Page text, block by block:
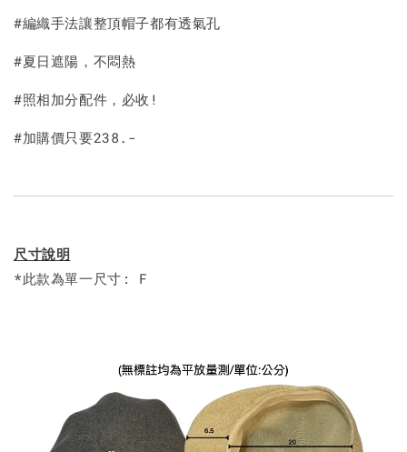
#編織手法讓整頂帽子都有透氣孔
#夏日遮陽，不悶熱
#照相加分配件，必收!
#加購價只要238.-
尺寸說明
*此款為單一尺寸: F